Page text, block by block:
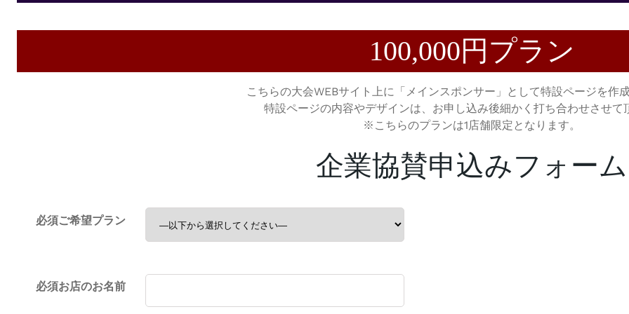
100,000円プラン
こちらの大会WEBサイト上に「メインスポンサー」として特設ページを作成
特設ページの内容やデザインは、お申し込み後細かく打ち合わせさせて
※こちらのプランは1店舗限定となります。
企業協賛申込みフォーム
必須ご希望プラン
必須お店のお名前